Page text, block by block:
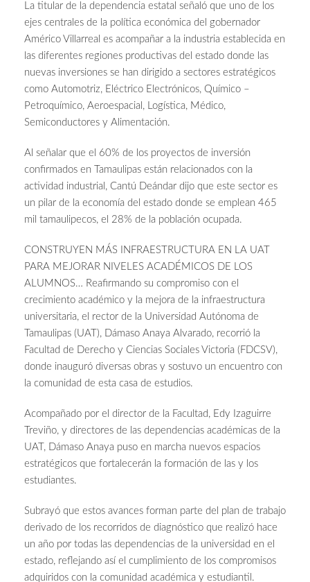
La titular de la dependencia estatal señaló que uno de los
ejes centrales de la política económica del gobernador
Américo Villarreal es acompañar a la industria establecida en
las diferentes regiones productivas del estado donde las
nuevas inversiones se han dirigido a sectores estratégicos
como Automotriz, Eléctrico Electrónicos, Químico –
Petroquímico, Aeroespacial, Logística, Médico,
Semiconductores y Alimentación.
Al señalar que el 60% de los proyectos de inversión
confirmados en Tamaulipas están relacionados con la
actividad industrial, Cantú Deándar dijo que este sector es
un pilar de la economía del estado donde se emplean 465
mil tamaulipecos, el 28% de la población ocupada.
CONSTRUYEN MÁS INFRAESTRUCTURA EN LA UAT
PARA MEJORAR NIVELES ACADÉMICOS DE LOS
ALUMNOS… Reafirmando su compromiso con el
crecimiento académico y la mejora de la infraestructura
universitaria, el rector de la Universidad Autónoma de
Tamaulipas (UAT), Dámaso Anaya Alvarado, recorrió la
Facultad de Derecho y Ciencias Sociales Victoria (FDCSV),
donde inauguró diversas obras y sostuvo un encuentro con
la comunidad de esta casa de estudios.
Acompañado por el director de la Facultad, Edy Izaguirre
Treviño, y directores de las dependencias académicas de la
UAT, Dámaso Anaya puso en marcha nuevos espacios
estratégicos que fortalecerán la formación de las y los
estudiantes.
Subrayó que estos avances forman parte del plan de trabajo
derivado de los recorridos de diagnóstico que realizó hace
un año por todas las dependencias de la universidad en el
estado, reflejando así el cumplimiento de los compromisos
adquiridos con la comunidad académica y estudiantil.